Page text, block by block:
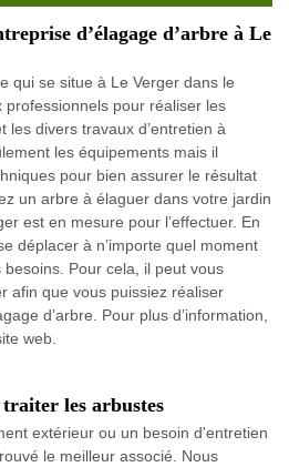
d’élagage d’arbre à Le
qui se situe à Le Verger dans le
pour réaliser les
les divers travaux d’entretien à
les équipements mais il
pour bien assurer le résultat
un arbre à élaguer dans votre jardin
est en mesure pour l’effectuer. En
déplacer à n’importe quel moment
Pour cela, il peut vous
afin que vous puissiez réaliser
d’arbre. Pour plus d’information,
web.
les arbustes
extérieur ou un besoin d'entretien
le meilleur associé. Nous